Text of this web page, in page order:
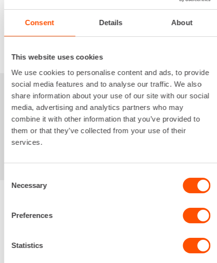
Consent Details About
This website uses cookies
We use cookies to personalise content and ads, to provide
social media features and to analyse our traffic. We also
share information about your use of our site with our social
media, advertising and analytics partners who may
combine it with other information that you’ve provided to
them or that they’ve collected from your use of their
services.
Selection
Necessary
Preferences
Statistics
Kuukausi 47,96 €/ kk
Alv 0 %
Sinua saattaisi
kiinnostaa myös
Renta palvelee